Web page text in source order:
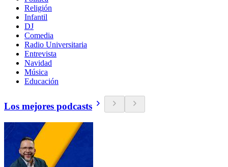
Religión
Infantil
DJ
Comedia
Radio Universitaria
Entrevista
Navidad
Música
Educación
Los mejores podcasts